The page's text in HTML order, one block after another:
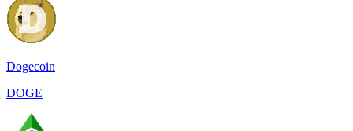
Dogecoin
DOGE